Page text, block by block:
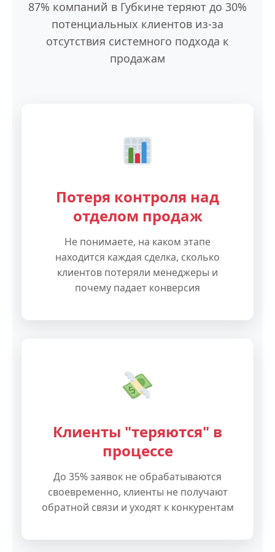
87% компаний в Губкине теряют до 30%
потенциальных клиентов из-за
отсутствия системного подхода к
продажам
Потеря контроля над
отделом продаж
Не понимаете, на каком этапе
находится каждая сделка, сколько
клиентов потеряли менеджеры и
почему падает конверсия
Клиенты "теряются" в
процессе
До 35% заявок не обрабатываются
своевременно, клиенты не получают
обратной связи и уходят к конкурентам